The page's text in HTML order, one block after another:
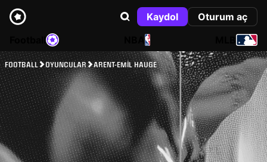
Kaydol
Oturum aç
NBA
FOOTBALL OYUNCULAR ARENT-EMIL HAUGE